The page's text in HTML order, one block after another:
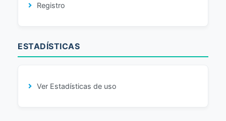
Registro
ESTADÍSTICAS
Ver Estadísticas de uso